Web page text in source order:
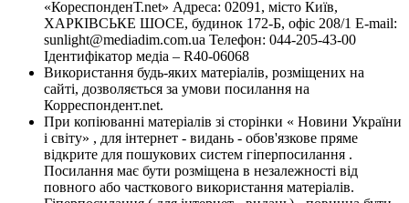
«КореспонденТ.net» Адреса: 02091, місто Київ,
ХАРКІВСЬКЕ ШОСЕ, будинок 172-Б, офіс 208/1 E-mail:
sunlight@mediadim.com.ua Телефон: 044-205-43-00
Ідентифікатор медіа – R40-06068
Використання будь-яких матеріалів, розміщених на
сайті, дозволяється за умови посилання на
Корреспондент.net.
При копіюванні матеріалів зі сторінки « Новини України
і світу» , для інтернет - видань - обов'язкове пряме
відкрите для пошукових систем гіперпосилання .
Посилання має бути розміщена в незалежності від
повного або часткового використання матеріалів.